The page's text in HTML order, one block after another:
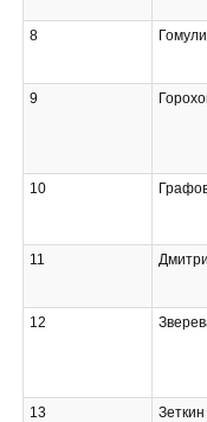
8
9
10
11
12
13